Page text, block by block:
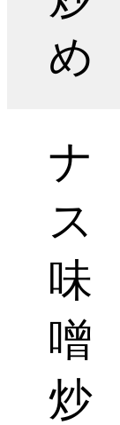
め
ナ
ス
味
噌
炒